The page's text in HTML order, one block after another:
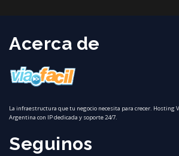
Acerca de
La infraestructura que tu negocio necesita para crecer. Hosting
Argentina con IP dedicada y soporte 24/7.
Seguinos